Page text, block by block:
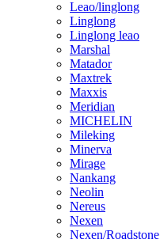
Leao/linglong
Linglong
Linglong leao
Marshal
Matador
Maxtrek
Maxxis
Meridian
MICHELIN
Mileking
Minerva
Mirage
Nankang
Neolin
Nereus
Nexen
Nexen/Roadstone